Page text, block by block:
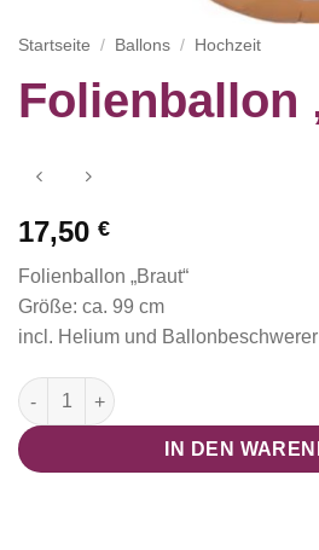
Startseite / Ballons / Hochzeit
Folienballon
17,50 €
Folienballon „Braut“
Größe: ca. 99 cm
incl. Helium und Ballonbeschwerer
Folienballon "Braut" Menge
IN DEN